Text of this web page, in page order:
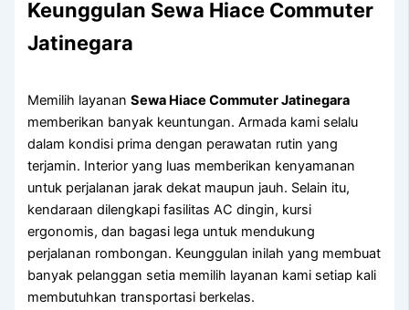
Keunggulan Sewa Hiace Commuter
Jatinegara
Memilih layananSewa Hiace Commuter Jatinegara
memberikan banyak keuntungan. Armada kami selalu
dalam kondisi prima dengan perawatan rutin yang
terjamin. Interior yang luas memberikan kenyamanan
untuk perjalanan jarak dekat maupun jauh. Selain itu,
kendaraan dilengkapi fasilitas AC dingin, kursi
ergonomis, dan bagasi lega untuk mendukung
perjalanan rombongan. Keunggulan inilah yang membuat
banyak pelanggan setia memilih layanan kami setiap kali
membutuhkan transportasi berkelas.